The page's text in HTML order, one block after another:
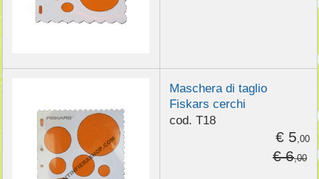
Maschera di taglio
Fiskars cerchi
cod. T18
€ 5 ,00
€ 6,00